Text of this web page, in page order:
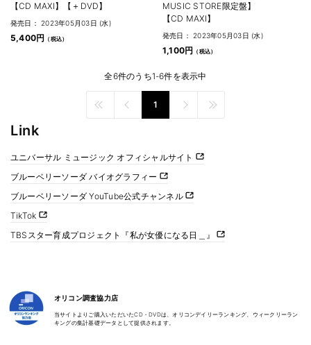
【CD MAXI】【＋DVD】
発売日： 2023年05月03日 (水)
5,400円
MUSIC STORE限定盤】
【CD MAXI】
発売日： 2023年05月03日 (水)
1,100円
全6件のうち1-6件を表示中
1
Link
ユニバーサル ミュージック オフィシャルサイト
ブルーベリーソーダ バイオグラフィー
ブルーベリーソーダ YouTube公式チャンネル
TikTok
TBSスター育成プロジェクト『私が女優になる日＿』
オリコン調査協力店
当サイトよりご購入いただいたCD・DVDは、オリコンデイリーランキング、ウィークリーラン
キングの集計基礎データとして提供されます。